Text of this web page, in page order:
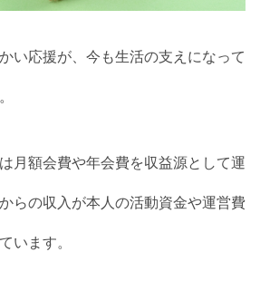
い応援が、今も生活の支えになって
月額会費や年会費を収益源として運
らの収入が本人の活動資金や運営費
います。